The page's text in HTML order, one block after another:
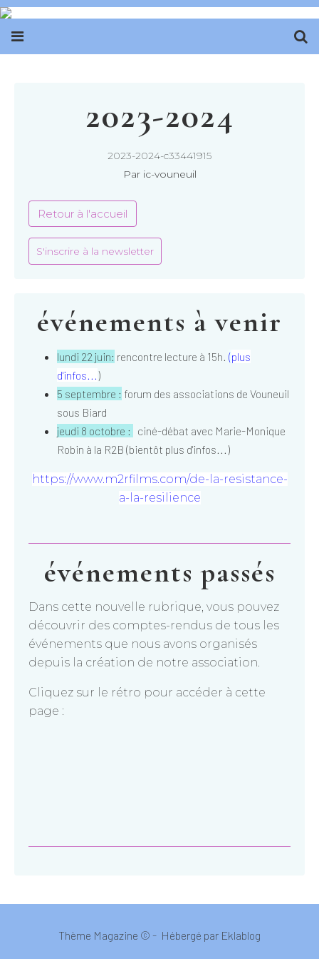
2023-2024
2023-2024-c33441915
Par ic-vouneuil
Retour à l'accueil
S'inscrire à la newsletter
événements à venir
lundi 22 juin: rencontre lecture à 15h. (plus
d'infos...)
5 septembre : forum des associations de Vouneuil
sous Biard
jeudi 8 octobre :
ciné-débat avec Marie-Monique
Robin à la R2B (bientôt plus d'infos...)
https://www.m2rfilms.com/de-la-resistance-
a-la-resilience
événements passés
Dans cette nouvelle rubrique, vous pouvez
découvrir des comptes-rendus de tous les
événements que nous avons organisés
depuis la création de notre association.
Cliquez sur le rétro pour accéder à cette
page :
Thème Magazine © - Hébergé par Eklablog